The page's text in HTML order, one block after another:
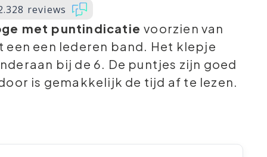
reviews
met puntindicatievoorzien van
een een lederen band. Het klepje
bij de 6. De puntjes zijn goed
is gemakkelijk de tijd af te lezen.